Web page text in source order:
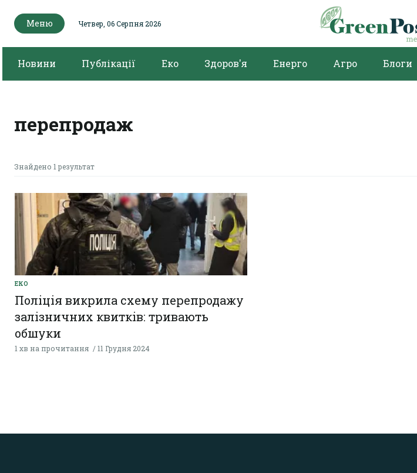
Меню Четвер, 06 Серпня 2026
Новини Публікації Еко Здоров'я Енерго Агро Блоги
перепродаж
Знайдено 1 результат
ЕКО
Поліція викрила схему перепродажу
залізничних квитків: тривають
обшуки
1 хв на прочитання 11 Грудня 2024